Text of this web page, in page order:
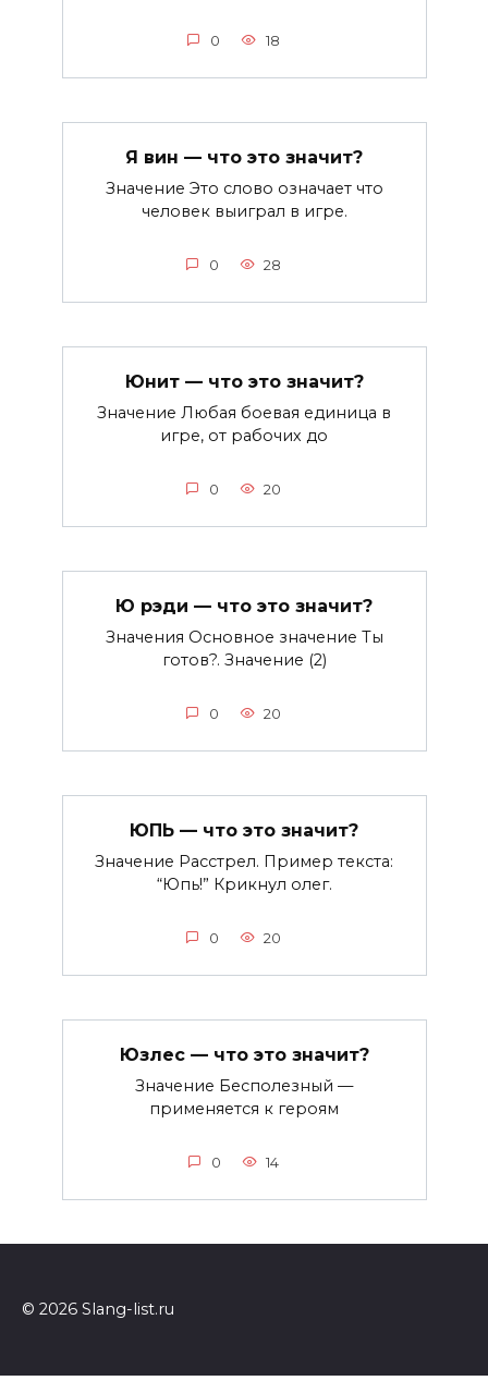
0 18
Я вин — что это значит?
Значение Это слово означает что
человек выиграл в игре.
0 28
Юнит — что это значит?
Значение Любая боевая единица в
игре, от рабочих до
0 20
Ю рэди — что это значит?
Значения Основное значение Ты
готов?. Значение (2)
0 20
ЮПЬ — что это значит?
Значение Расстрел. Пример текста:
“Юпь!” Крикнул олег.
0 20
Юзлес — что это значит?
Значение Бесполезный —
применяется к героям
0 14
© 2026 Slang-list.ru